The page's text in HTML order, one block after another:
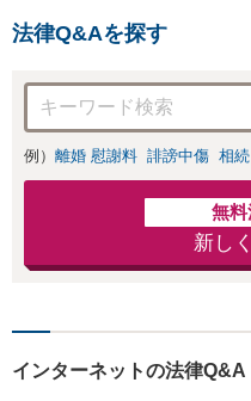
法律Q&Aを探す
例） 離婚 慰謝料 誹謗中傷 相
無料
新し
インターネットの法律Q&A